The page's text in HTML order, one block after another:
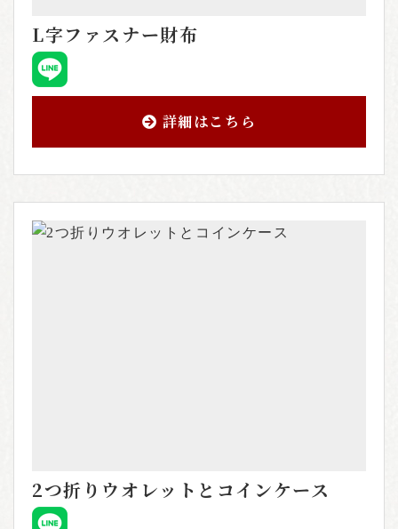
L字ファスナー財布
詳細はこちら
2つ折りウオレットとコインケース